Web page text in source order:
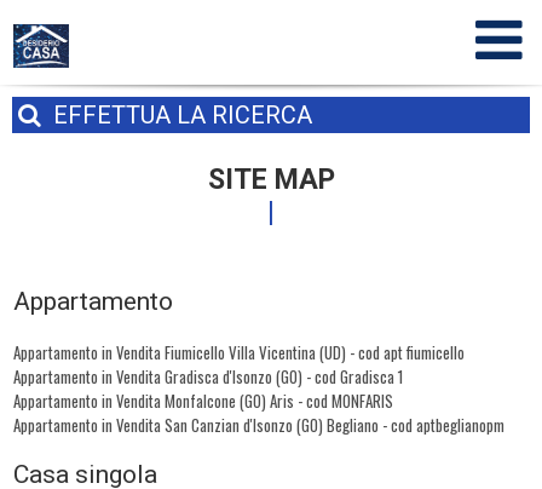
EFFETTUA LA RICERCA
SITE MAP
Appartamento
Appartamento in Vendita Fiumicello Villa Vicentina (UD) - cod apt fiumicello
Appartamento in Vendita Gradisca d'Isonzo (GO) - cod Gradisca 1
Appartamento in Vendita Monfalcone (GO) Aris - cod MONFARIS
Appartamento in Vendita San Canzian d'Isonzo (GO) Begliano - cod aptbeglianopm
Casa singola